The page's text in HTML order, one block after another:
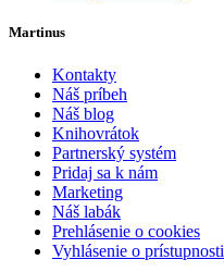
Martinus
Kontakty
Náš príbeh
Náš blog
Knihovrátok
Partnerský systém
Pridaj sa k nám
Marketing
Náš labák
Prehlásenie o cookies
Vyhlásenie o prístupnosti